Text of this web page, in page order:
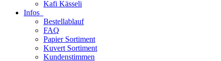
Kafi Kässeli
Infos
Bestellablauf
FAQ
Papier Sortiment
Kuvert Sortiment
Kundenstimmen